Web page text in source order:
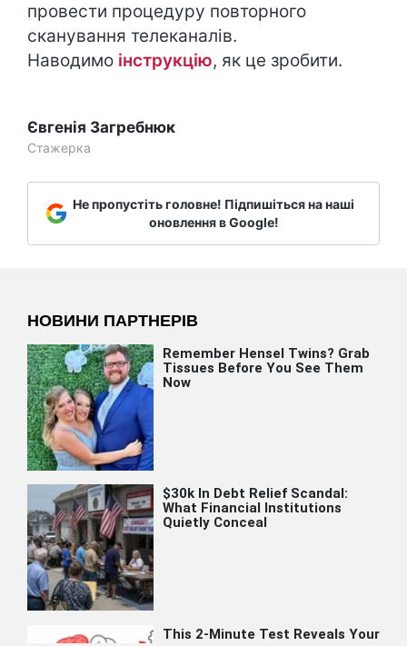
провести процедуру повторного
сканування телеканалів.
Наводимо інструкцію, як це зробити.
Євгенія Загребнюк
Стажерка
Не пропустіть головне! Підпишіться на наші
оновлення в Google!